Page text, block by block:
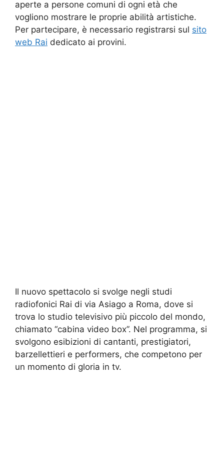
aperte a persone comuni di ogni età che
vogliono mostrare le proprie abilità artistiche.
Per partecipare, è necessario registrarsi sul sito
web Rai dedicato ai provini.
Il nuovo spettacolo si svolge negli studi
radiofonici Rai di via Asiago a Roma, dove si
trova lo studio televisivo più piccolo del mondo,
chiamato “cabina video box”. Nel programma, si
svolgono esibizioni di cantanti, prestigiatori,
barzellettieri e performers, che competono per
un momento di gloria in tv.